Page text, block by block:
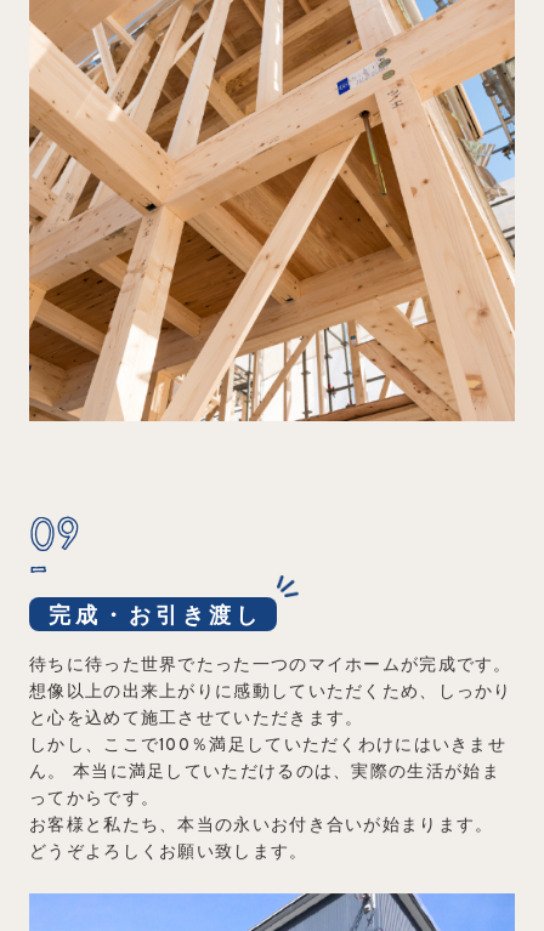
09
完成・お引き渡し
待ちに待った世界でたった一つのマイホームが完成です。
想像以上の出来上がりに感動していただくため、しっかり
と心を込めて施工させていただきます。
しかし、ここで100％満足していただくわけにはいきませ
ん。
本当に満足していただけるのは、実際の生活が始ま
ってからです。
お客様と私たち、本当の永いお付き合いが始まります。
どうぞよろしくお願い致します。